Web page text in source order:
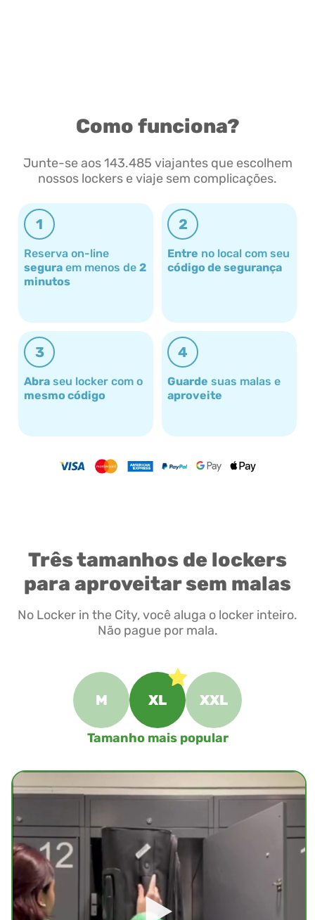
Como funciona?
Junte-se aos 143.485 viajantes que escolhem
nossos lockers e viaje sem complicações.
1
Reserva on-line
segura em menos de 2
minutos
2
Entre no local com seu
código de segurança
3
Abra seu locker com o
mesmo código
4
Guarde suas malas e
aproveite
Três tamanhos de lockers
para aproveitar sem malas
No Locker in the City, você aluga o locker inteiro.
Não pague por mala.
M XL XXL
Tamanho mais popular